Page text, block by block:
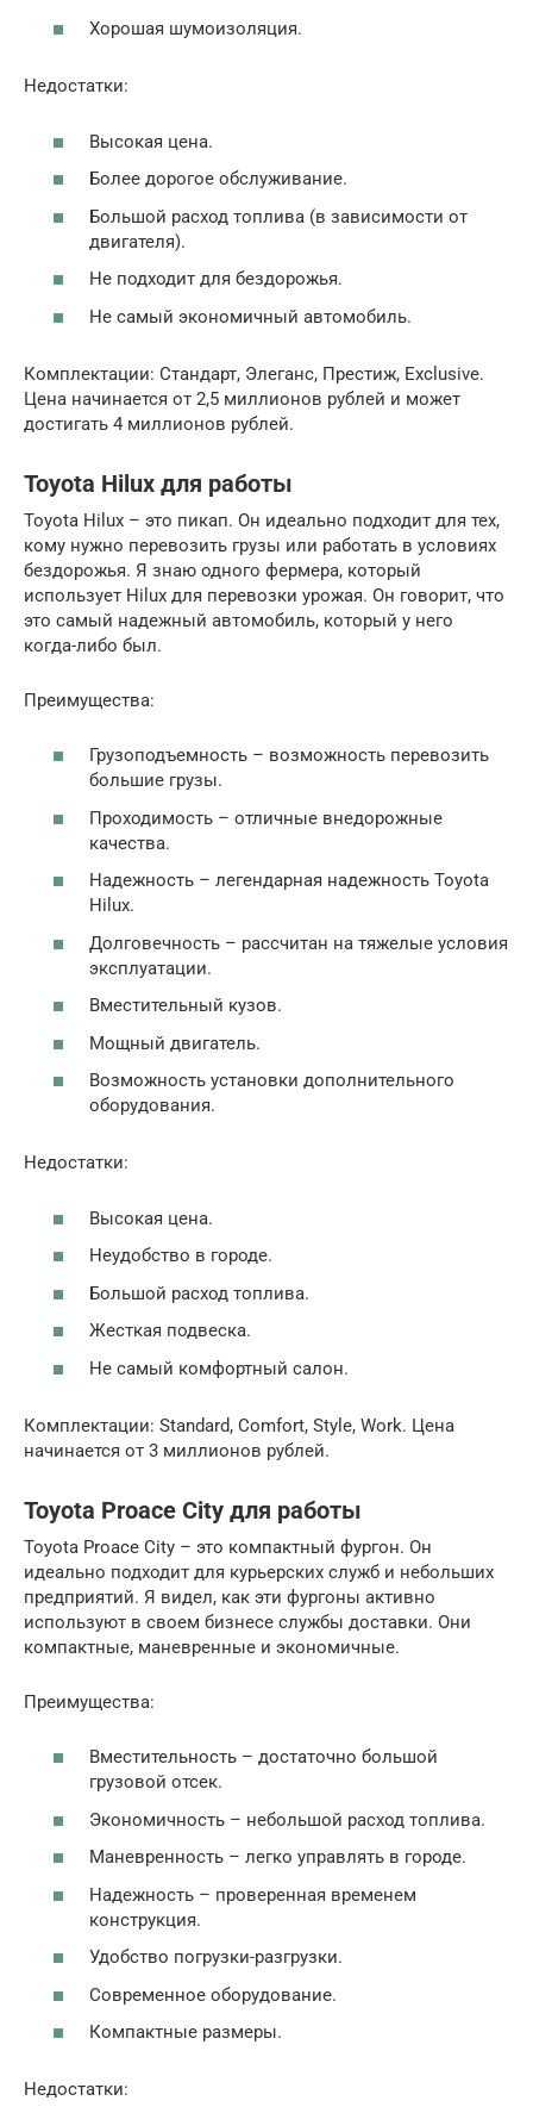
Хорошая шумоизоляция.
Недостатки:
Высокая цена.
Более дорогое обслуживание.
Большой расход топлива (в зависимости от
двигателя).
Не подходит для бездорожья.
Не самый экономичный автомобиль.
Комплектации: Стандарт, Элеганс, Престиж, Exclusive.
Цена начинается от 2,5 миллионов рублей и может
достигать 4 миллионов рублей.
Toyota Hilux для работы
Toyota Hilux – это пикап. Он идеально подходит для тех,
кому нужно перевозить грузы или работать в условиях
бездорожья. Я знаю одного фермера, который
использует Hilux для перевозки урожая. Он говорит, что
это самый надежный автомобиль, который у него
когда-либо был.
Преимущества:
Грузоподъемность – возможность перевозить
большие грузы.
Проходимость – отличные внедорожные
качества.
Надежность – легендарная надежность Toyota
Hilux.
Долговечность – рассчитан на тяжелые условия
эксплуатации.
Вместительный кузов.
Мощный двигатель.
Возможность установки дополнительного
оборудования.
Недостатки:
Высокая цена.
Неудобство в городе.
Большой расход топлива.
Жесткая подвеска.
Не самый комфортный салон.
Комплектации: Standard, Comfort, Style, Work. Цена
начинается от 3 миллионов рублей.
Toyota Proace City для работы
Toyota Proace City – это компактный фургон. Он
идеально подходит для курьерских служб и небольших
предприятий. Я видел, как эти фургоны активно
используют в своем бизнесе службы доставки. Они
компактные, маневренные и экономичные.
Преимущества:
Вместительность – достаточно большой
грузовой отсек.
Экономичность – небольшой расход топлива.
Маневренность – легко управлять в городе.
Надежность – проверенная временем
конструкция.
Удобство погрузки-разгрузки.
Современное оборудование.
Компактные размеры.
Недостатки: